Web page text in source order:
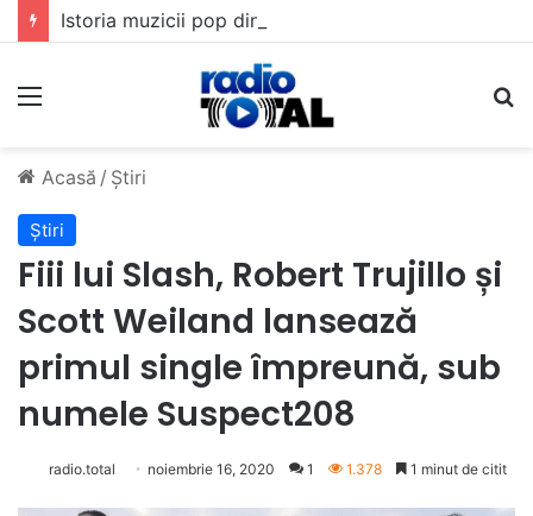
Meniu
Acasă / Știri
Știri
Fiii lui Slash, Robert Trujillo și
Scott Weiland lansează
primul single împreună, sub
numele Suspect208
radio.total noiembrie 16, 2020 1 1.378 1 minut de citit